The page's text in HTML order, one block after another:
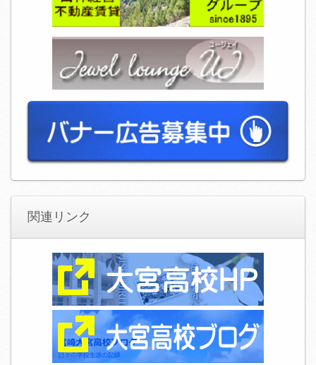
関連リンク